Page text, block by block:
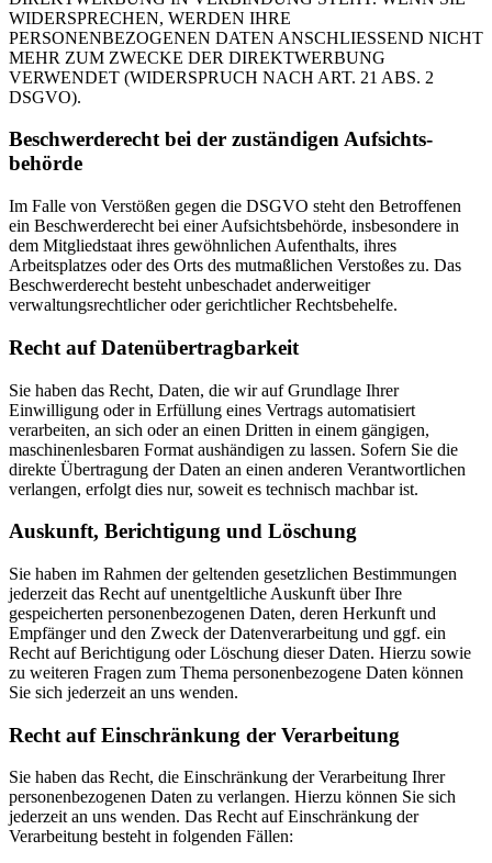
WIDERSPRECHEN, WERDEN IHRE
PERSONENBEZOGENEN DATEN ANSCHLIESSEND NICHT
MEHR ZUM ZWECKE DER DIREKTWERBUNG
VERWENDET (WIDERSPRUCH NACH ART. 21 ABS. 2
DSGVO).
Beschwerde­recht bei der zuständigen Aufsichts­
behörde
Im Falle von Verstößen gegen die DSGVO steht den Betroffenen
ein Beschwerderecht bei einer Aufsichtsbehörde, insbesondere in
dem Mitgliedstaat ihres gewöhnlichen Aufenthalts, ihres
Arbeitsplatzes oder des Orts des mutmaßlichen Verstoßes zu. Das
Beschwerderecht besteht unbeschadet anderweitiger
verwaltungsrechtlicher oder gerichtlicher Rechtsbehelfe.
Recht auf Daten­übertrag­barkeit
Sie haben das Recht, Daten, die wir auf Grundlage Ihrer
Einwilligung oder in Erfüllung eines Vertrags automatisiert
verarbeiten, an sich oder an einen Dritten in einem gängigen,
maschinenlesbaren Format aushändigen zu lassen. Sofern Sie die
direkte Übertragung der Daten an einen anderen Verantwortlichen
verlangen, erfolgt dies nur, soweit es technisch machbar ist.
Auskunft, Berichtigung und Löschung
Sie haben im Rahmen der geltenden gesetzlichen Bestimmungen
jederzeit das Recht auf unentgeltliche Auskunft über Ihre
gespeicherten personenbezogenen Daten, deren Herkunft und
Empfänger und den Zweck der Datenverarbeitung und ggf. ein
Recht auf Berichtigung oder Löschung dieser Daten. Hierzu sowie
zu weiteren Fragen zum Thema personenbezogene Daten können
Sie sich jederzeit an uns wenden.
Recht auf Einschränkung der Verarbeitung
Sie haben das Recht, die Einschränkung der Verarbeitung Ihrer
personenbezogenen Daten zu verlangen. Hierzu können Sie sich
jederzeit an uns wenden. Das Recht auf Einschränkung der
Verarbeitung besteht in folgenden Fällen: